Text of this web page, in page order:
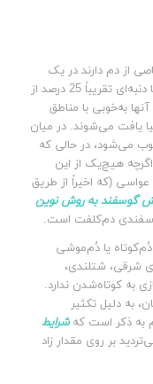
از دم دارند در یک
دم‌کلفت یا دنبه‌ای تقریباً 25 درصد از
به‌خوبی با مناطق
یافت می‌شوند. در میان
می‌شود، در حالی که
هیچ‌یک از این
عواسی (که اخیراً از طریق
گوسفند به روش نوین
دم‌کلفت است.
‌دُم‌کوتاه یا دُم‌موشی
شرقی، شتلندی،
به کوتاه‌شدن ندارد.
به دلیل تکثیر
به ذکر است کهشرایط
بر روی مقدار زاد